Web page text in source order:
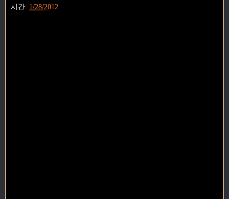
시간: 1/28/2012